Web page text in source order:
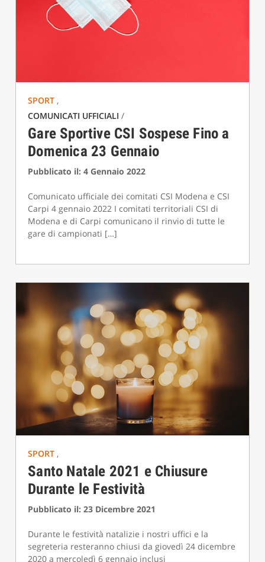
SPORT ,
COMUNICATI UFFICIALI /
Gare Sportive CSI Sospese Fino a
Domenica 23 Gennaio
Pubblicato il: 4 Gennaio 2022
Comunicato ufficiale dei comitati CSI Modena e CSI
Carpi 4 gennaio 2022 I comitati territoriali CSI di
Modena e di Carpi comunicano il rinvio di tutte le
gare di campionati […]
SPORT ,
Santo Natale 2021 e Chiusure
Durante le Festività
Pubblicato il: 23 Dicembre 2021
Durante le festività natalizie i nostri uffici e la
segreteria resteranno chiusi da giovedì 24 dicembre
2020 a mercoledì 6 gennaio inclusi